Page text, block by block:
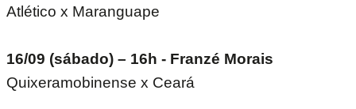
Atlético x Maranguape
16/09 (sábado) – 16h - Franzé Morais
Quixeramobinense x Ceará